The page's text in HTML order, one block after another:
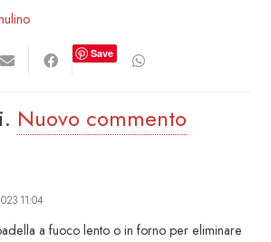
Save
. Nuovo commento
11:04
a fuoco lento o in forno per eliminare